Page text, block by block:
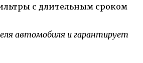
с длительным сроком
автомобиля и гарантирует